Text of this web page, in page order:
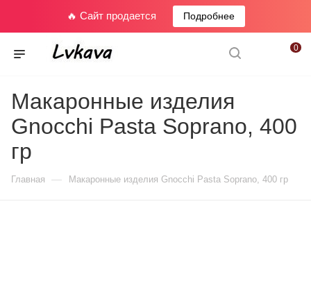
🔥 Сайт продается Подробнее
0
Макаронные изделия
Gnocchi Pasta Soprano, 400
гр
Главная — Макаронные изделия Gnocchi Pasta Soprano, 400 гр